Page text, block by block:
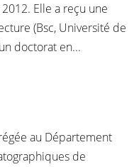
Elle a reçu une
(Bsc, Université de
doctorat en...
au Département
de